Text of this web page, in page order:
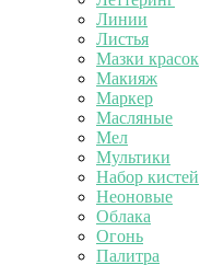
Линии
Листья
Мазки красок
Макияж
Маркер
Масляные
Мел
Мультики
Набор кистей
Неоновые
Облака
Огонь
Палитра